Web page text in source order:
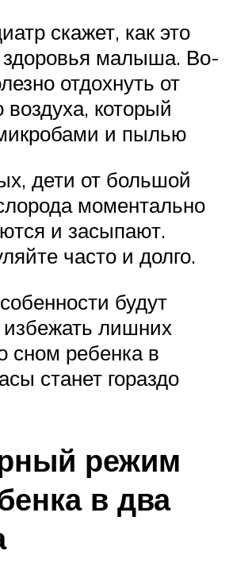
скажет, как это
малыша. Во-
отдохнуть от
который
и пылью
дети от большой
моментально
и засыпают.
часто и долго.
будут
избежать лишних
сном ребенка в
станет гораздо
режим
в два